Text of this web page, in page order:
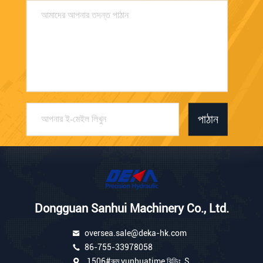
পাঠান
Dongguan Sanhui Machinery Co., Ltd.
oversea.sale@deka-hk.com
86-755-33978058